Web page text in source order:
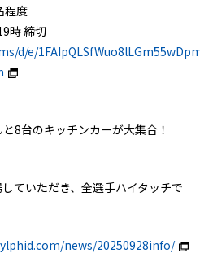
程度
時 締切
d/e/
8台のキッチンカーが大集合！
ていただき、全選手ハイタッチで
news/20250928info/